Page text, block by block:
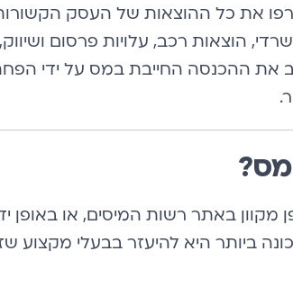
את כל ההוצאות של העסק
הוצאות רכב, עלויות פרסום
את ההכנסה החייבת במס על ידי
מקוון באתר רשות המיסים, או באופן
ביותר היא להיעזר בבעלי מקצוע